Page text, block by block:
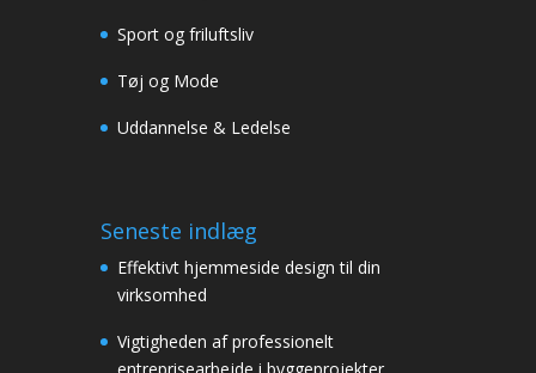
Sport og friluftsliv
Tøj og Mode
Uddannelse & Ledelse
Seneste indlæg
Effektivt hjemmeside design til din
virksomhed
Vigtigheden af professionelt
entreprisearbejde i byggeprojekter